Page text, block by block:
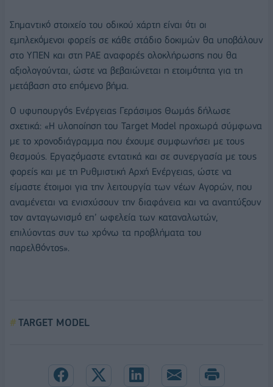
Σημαντικό στοιχείο του οδικού χάρτη είναι ότι οι
εμπλεκόμενοι φορείς σε κάθε στάδιο δοκιμών θα υποβάλουν
στο ΥΠΕΝ και στη ΡΑΕ αναφορές ολοκλήρωσης που θα
αξιολογούνται, ώστε να βεβαιώνεται η ετοιμότητα για τη
μετάβαση στο επόμενο βήμα.
Ο υφυπουργός Ενέργειας Γεράσιμος Θωμάς δήλωσε
σχετικά: «Η υλοποίηση του Target Model προχωρά σύμφωνα
με το χρονοδιάγραμμα που έχουμε συμφωνήσει με τους
θεσμούς. Εργαζόμαστε εντατικά και σε συνεργασία με τους
φορείς και με τη Ρυθμιστική Αρχή Ενέργειας, ώστε να
είμαστε έτοιμοι για την λειτουργία των νέων Αγορών, που
αναμένεται να ενισχύσουν την διαφάνεια και να αναπτύξουν
τον ανταγωνισμό επ’ ωφελεία των καταναλωτών,
επιλύοντας συν τω χρόνω τα προβλήματα του
παρελθόντος».
TARGET MODEL